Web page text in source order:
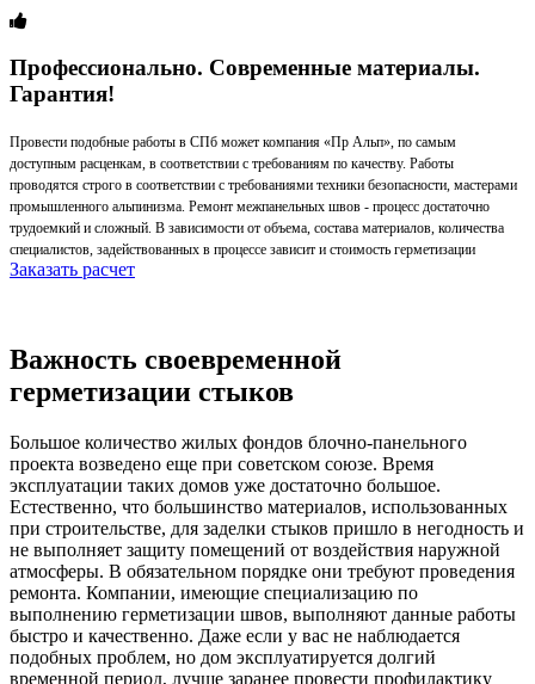
Профессионально. Современные материалы.
Гарантия!
Провести подобные работы в СПб может компания «Пр Альп», по самым
доступным расценкам, в соответствии с требованиям по качеству. Работы
проводятся строго в соответствии с требованиями техники безопасности, мастерами
промышленного альпинизма. Ремонт межпанельных швов - процесс достаточно
трудоемкий и сложный. В зависимости от объема, состава материалов, количества
специалистов, задействованных в процессе зависит и стоимость герметизации
Заказать расчет
Важность своевременной
герметизации стыков
Большое количество жилых фондов блочно-панельного
проекта возведено еще при советском союзе. Время
эксплуатации таких домов уже достаточно большое.
Естественно, что большинство материалов, использованных
при строительстве, для заделки стыков пришло в негодность и
не выполняет защиту помещений от воздействия наружной
атмосферы. В обязательном порядке они требуют проведения
ремонта. Компании, имеющие специализацию по
выполнению герметизации швов, выполняют данные работы
быстро и качественно. Даже если у вас не наблюдается
подобных проблем, но дом эксплуатируется долгий
временной период, лучше заранее провести профилактику